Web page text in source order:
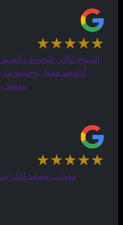
★★★★★
المنتج عالي الجودة
أداؤهم ممتاز وخدمة
مصعد
★★★★★
معدات مصعد